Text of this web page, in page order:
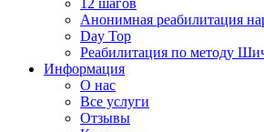
12 шагов
Анонимная реабилитация
Day Top
Реабилитация по методу
Информация
О нас
Все услуги
Отзывы